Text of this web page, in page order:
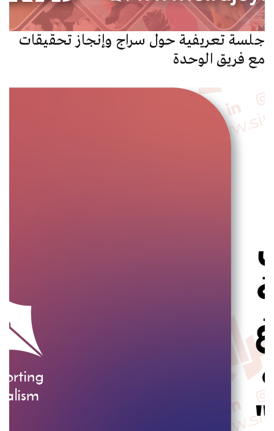
جلسة تعريفية حول سراج وإنجاز تحقيقات
مع فريق الوحدة